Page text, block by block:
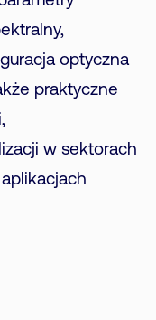
optyczna
praktyczne
w sektorach